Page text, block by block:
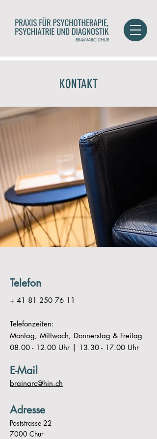
KONTAKT
Telefon
+ 41 81 250 76 11
Telefonzeiten:
Montag, Mittwoch, Donnerstag & Freitag
08.00 - 12.00 Uhr | 13.30 - 17.00 Uhr
E-Mail
brainarc@hin.ch
Adresse
Poststrasse 22
7000 Chur